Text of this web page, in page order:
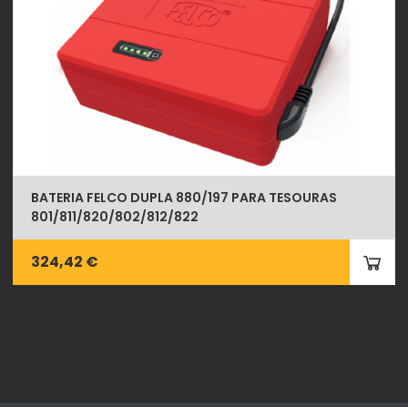
BATERIA FELCO DUPLA 880/197 PARA TESOURAS
801/811/820/802/812/822
324,42 €